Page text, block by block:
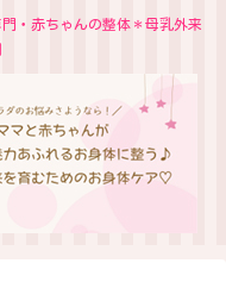
・赤ちゃんの整体＊母乳外来